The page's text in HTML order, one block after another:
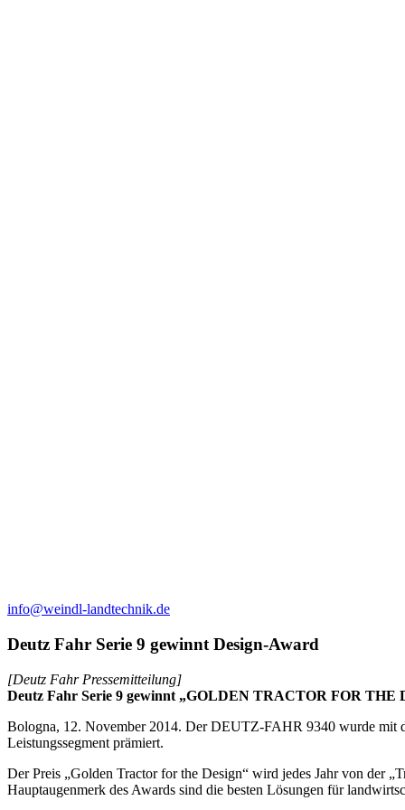
info@weindl-landtechnik.de
Deutz Fahr Serie 9 gewinnt Design-Award
[Deutz Fahr Pressemitteilung]
Deutz Fahr Serie 9 gewinnt „GOLDEN TRACTOR FOR THE
Bologna, 12. November 2014. Der DEUTZ-FAHR 9340 wurde mit
Leistungssegment prämiert.
Der Preis „Golden Tractor for the Design“ wird jedes Jahr von der
Hauptaugenmerk des Awards sind die besten Lösungen für